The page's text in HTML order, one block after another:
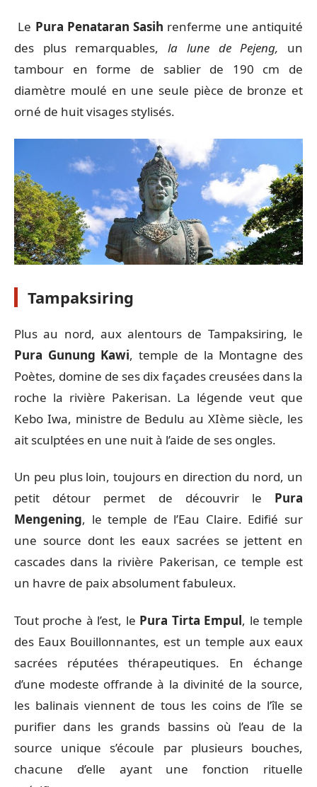
Le Pura Penataran Sasih renferme une antiquité
des plus remarquables,la lune de Pejeng, un
tambour en forme de sablier de 190 cm de
diamètre moulé en une seule pièce de bronze et
orné de huit visages stylisés.
Tampaksiring
Plus au nord, aux alentours de Tampaksiring, le
Pura Gunung Kawi, temple de la Montagne des
Poètes, domine de ses dix façades creusées dans la
roche la rivière Pakerisan. La légende veut que
Kebo Iwa, ministre de Bedulu au XIème siècle, les
ait sculptées en une nuit à l’aide de ses ongles.
Un peu plus loin, toujours en direction du nord, un
petit détour permet de découvrir le Pura
Mengening, le temple de l’Eau Claire. Edifié sur
une source dont les eaux sacrées se jettent en
cascades dans la rivière Pakerisan, ce temple est
un havre de paix absolument fabuleux.
Tout proche à l’est, le Pura Tirta Empul, le temple
des Eaux Bouillonnantes, est un temple aux eaux
sacrées réputées thérapeutiques. En échange
d’une modeste offrande à la divinité de la source,
les balinais viennent de tous les coins de l’île se
purifier dans les grands bassins où l’eau de la
source unique s’écoule par plusieurs bouches,
chacune d’elle ayant une fonction rituelle